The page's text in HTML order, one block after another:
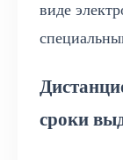
виде
сроки